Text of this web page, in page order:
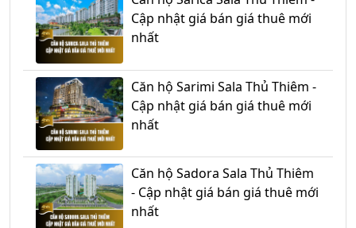
Cập nhật giá bán giá thuê mới
nhất
Căn hộ Sarimi Sala Thủ Thiêm -
Cập nhật giá bán giá thuê mới
nhất
Căn hộ Sadora Sala Thủ Thiêm
- Cập nhật giá bán giá thuê mới
nhất